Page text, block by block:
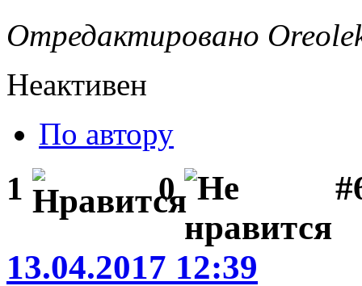
Отредактировано
Неактивен
По автору
1 0
13.04.2017 12:39